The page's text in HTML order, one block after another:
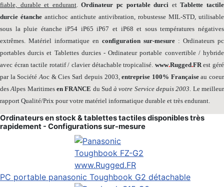
fiable, durable et endurant.Ordinateur pc portable durci etTablette tactile
durcie étanche antichoc antichute antivibration, robustesse MIL-STD, utilisable
sous la pluie étanche iP54 iP65 iP67 et iP68 et sous températures négatives
extrêmes. Matériel informatique en configuration sur-mesure : Ordinateurs pc
portables durcis et Tablettes durcies - Ordinateur portable convertible / hybride
avec écran tactile rotatif / clavier détachable tropicalisé. www.Rugged.FR est géré
par la SociétéAoc & Cies Sarl depuis 2003,entreprise 100% Françaiseau coeur
desAlpes Maritimes en FRANCE du Sudà votre Service depuis 2003 . Le meilleur
rapport Qualité/Prix pour votre matériel informatique durable et très endurant.
Ordinateurs en stock & tablettes tactiles disponibles très
rapidement - Configurations sur-mesure
PC portable panasonic Toughbook G2 détachable